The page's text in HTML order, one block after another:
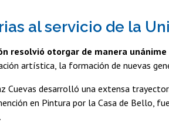
al servicio de la
resolvió otorgar de manera
artística, la formación de nuevas
Cuevas desarrolló una extensa
en Pintura por la Casa de Bello,